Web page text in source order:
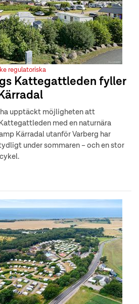
regulatoriska
Kattegattleden fyller
upptäckt möjligheten att
med en naturnära
Kärradal utanför Varberg har
under sommaren – och en stor